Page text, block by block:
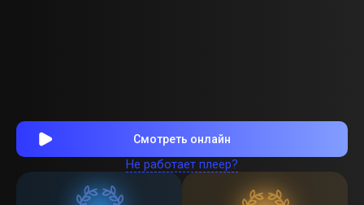
Смотреть онлайн
Не работает плеер?